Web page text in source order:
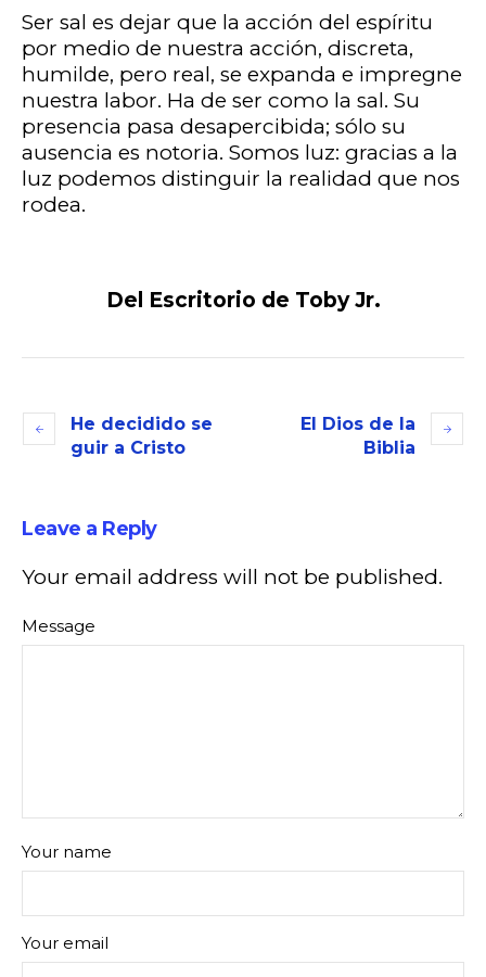
Ser sal es dejar que la acción del espíritu
por medio de nuestra acción, discreta,
humilde, pero real, se expanda e impregne
nuestra labor. Ha de ser como la sal. Su
presencia pasa desapercibida; sólo su
ausencia es notoria. Somos luz: gracias a la
luz podemos distinguir la realidad que nos
rodea.
Del Escritorio de Toby Jr.
He decidido se
guir a Cristo
El Dios de la
Biblia
Leave a Reply
Your email address will not be published.
Message
Your name
Your email